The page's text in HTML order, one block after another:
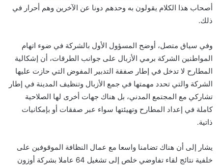
أصحاب هذا الكلام يقولون به وحدهم دونا عن الآخرين وهم أحرار في
ذلك.
وفي سياق متصل، أوضح المسؤول الأول بالشركة في ضوء اتهام
المواطنين الشركة برمي الأزبال على جوانب الطرقات، أن إشكالية
المطارح لا تدخل في إطار صفقة التدبير المفوض التي حازت عليها
الشركة والتي تحدد مهمتها في جمع الأزبال وتنظيف المدينة في إطار
تشاركي مع المجتمع المدني، بل هناك جهات أخرى لها الصلاحية
كاملة في إعداد المطارح وتهيئتها سواء عبر صفقات أو بإمكانيات
ذاتية.
يشار إلى أن هناك تضامنا واسعا مع عمال النظافة الموقوفين على
خلفية نتائج لقاء تفاوضي خلص إلى تشغيل 64 عاملا بشركة أوزون